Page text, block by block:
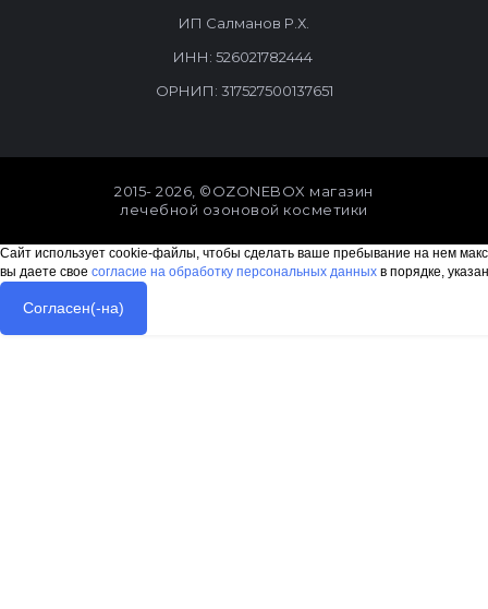
ИП Салманов Р.Х.
ИНН: 526021782444
ОРНИП: 317527500137651
2015- 2026, ©OZONEBOX магазин
лечебной озоновой косметики
Сайт использует cookie-файлы, чтобы сделать ваше пребывание на нем
вы даете свое согласие на обработку персональных данных в порядке,
Согласен(-на)